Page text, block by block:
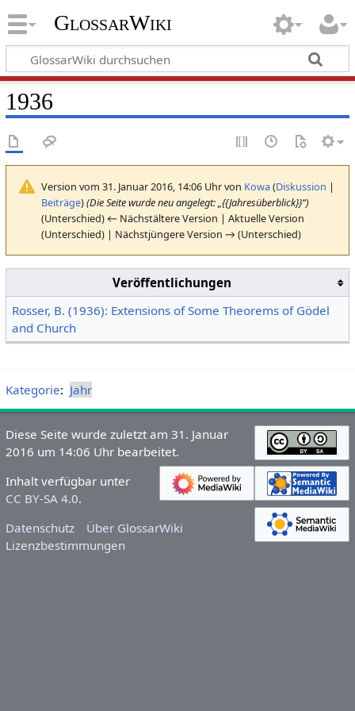
GlossarWiki
1936
Version vom 31. Januar 2016, 14:06 Uhr von Kowa(Diskussion |
Beiträge)(Die Seite wurde neu angelegt: „{{Jahresüberblick}}“)
(Unterschied) ← Nächstältere Version | Aktuelle Version
(Unterschied) | Nächstjüngere Version → (Unterschied)
Veröffentlichungen
Rosser, B. (1936): Extensions of Some Theorems of Gödel
and Church
Kategorie: Jahr
Diese Seite wurde zuletzt am 31. Januar
2016 um 14:06 Uhr bearbeitet.
Inhalt verfügbar unter
CC BY-SA 4.0.
Datenschutz
Über GlossarWiki
Lizenzbestimmungen